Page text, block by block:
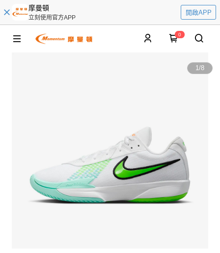
摩曼頓
立刻使用官方APP
開啟APP
0
1/8